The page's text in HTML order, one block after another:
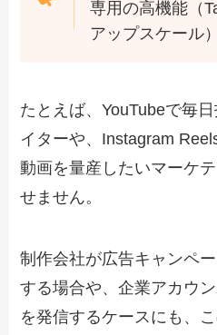
専用の高機能（
アップスケール
たとえば、YouTubeで毎
イターや、Instagram
動画を量産したいマーケ
せません。
制作会社が広告キャンペ
する場合や、企業アカウ
を発信するケースにも、